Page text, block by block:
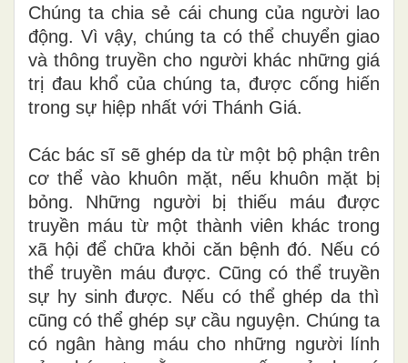
Chúng ta chia sẻ cái chung của người lao
động. Vì vậy, chúng ta có thể chuyển giao
và thông truyền cho người khác những giá
trị đau khổ của chúng ta, được cống hiến
trong sự hiệp nhất với Thánh Giá.
Các bác sĩ sẽ ghép da từ một bộ phận trên
cơ thể vào khuôn mặt, nếu khuôn mặt bị
bỏng. Những người bị thiếu máu được
truyền máu từ một thành viên khác trong
xã hội để chữa khỏi căn bệnh đó. Nếu có
thể truyền máu được. Cũng có thể truyền
sự hy sinh được. Nếu có thể ghép da thì
cũng có thể ghép sự cầu nguyện. Chúng ta
có ngân hàng máu cho những người lính